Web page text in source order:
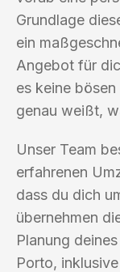
Grundlage
ein
Angebot für
es keine
genau weißt,
Unser Team
erfahrenen
dass du dich
übernehmen
Planung
Porto,